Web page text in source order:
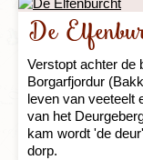
De
Verstopt achter de
Borgarfjordur
leven van veeteelt
van het
kam wordt 'de
dorp.